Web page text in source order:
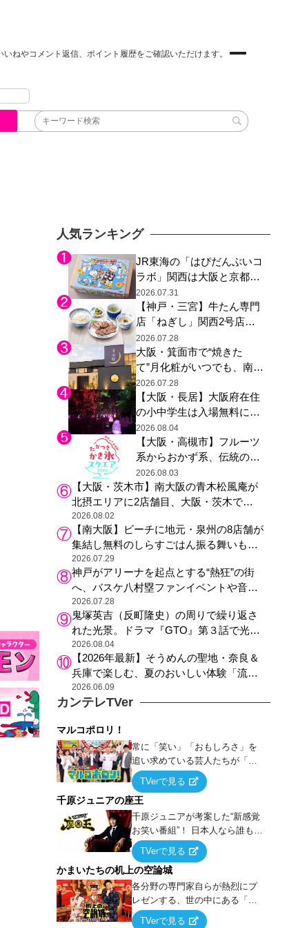
ねやコメント返信、ポイント履歴をご確認いただけます。
人気ランキング
JR東海の「はぴだんぶいコ
ラボ」関西は大阪と京都の
み、日焼けしたポチャッコ
らサンリオキャラが描かれ
た駅弁やグッズが登場
2026.07.31
【神戸・三宮】牛たん専門
店「ねぎし」関西2号店が
登場、ファンら「8月が待
ち遠しい」と早くから注目
2026.07.28
大阪・箕面市で“焼きた
て”月化粧がいつでも、南大
阪の青木松風庵が北摂エリ
アに初進出
2026.07.28
【大阪・長居】大阪府在住
の小中学生は入場無料に、
チームラボが「夏休みの自
由研究の課題に」と「ボタ
ニカルガーデン 大阪」へ招
待
2026.08.04
【大阪・高槻市】フルーツ
系からおかず系、伝統の天
然氷まで人気店が集結、高
槻阪急スクエアで「かき
氷」祭り
2026.08.03
【大阪・茨木市】南大阪の青木松風庵が
北摂エリアに2店舗目、大阪・茨木で
も“焼きたて”の月化粧が食べられる
2026.08.02
【南大阪】ビーチに地元・泉州の8店舗が
集結し無料のしらすごはん振る舞いも、
泉南ロングパークの「海のマルシェ」が
リニューアル！
2026.07.29
神戸がアリーナを起点とする“熱狂”の街
へ、バスケ八村塁ファンイベントや音楽
フェスで三宮・ウォーターフロントを活
性化
2026.07.28
鬼塚英吉（反町隆史）の周りで繰り返さ
れた光景。ドラマ『GTO』第３話で光っ
た演出の巧みさ
2026.08.04
【2026年最新】そうめんの聖地・奈良＆
兵庫で楽しむ、夏のおいしい体験「流し
そうめん体験」おすすめ3選
2026.06.09
カンテレTVer
マルコポロリ！
常に「笑い」「おもしろさ」を
追い求めている芸人たちが「芸
能界」という大海原に漕ぎ出で
て、新たなオモシロ人間を発掘
する！
TVerで見る
千原ジュニアの座王
千原ジュニアが考案した“新感覚
お笑い番組”！ 日本人なら誰もが
馴染みのある『イス取りゲー
ム』をベースに、大喜利・ギャ
グ・モノボケ・歌…など様々な
お題で芸人がショートネタを競
い合う！
TVerで見る
かまいたちの机上の空論城
各分野の専門家自らが熱烈にプ
レゼンする、世の中にある「試
したことはないが、やってみた
TVerで見る